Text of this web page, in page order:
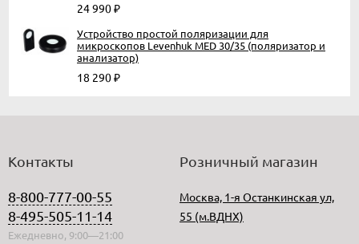
24 990₽
Устройство простой поляризации для
микроскопов Levenhuk MED 30/35 (поляризатор и
анализатор)
18 290₽
Контакты
8-800-777-00-55
8-495-505-11-14
Ежедневно, 9:00—21:00
Розничный магазин
Москва, 1-я Останкинская ул,
55 (м.ВДНХ)